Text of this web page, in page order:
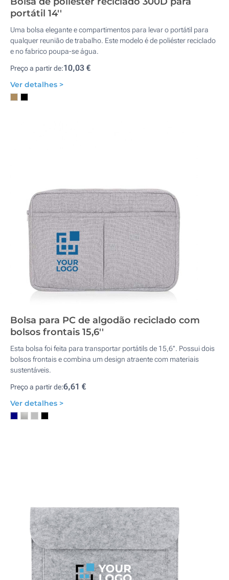
portátil 14''
Uma bolsa elegante e compartimentos para levar o portátil para
qualquer reunião de trabalho. Este modelo é de poliéster reciclado
e no fabrico poupa-se água.
Preço a partir de:10,03 €
Ver detalhes >
Bolsa para PC de algodão reciclado com
bolsos frontais 15,6''
Esta bolsa foi feita para transportar portátils de 15,6''. Possui dois
bolsos frontais e combina um design atraente com materiais
sustentáveis.
Preço a partir de:6,61 €
Ver detalhes >